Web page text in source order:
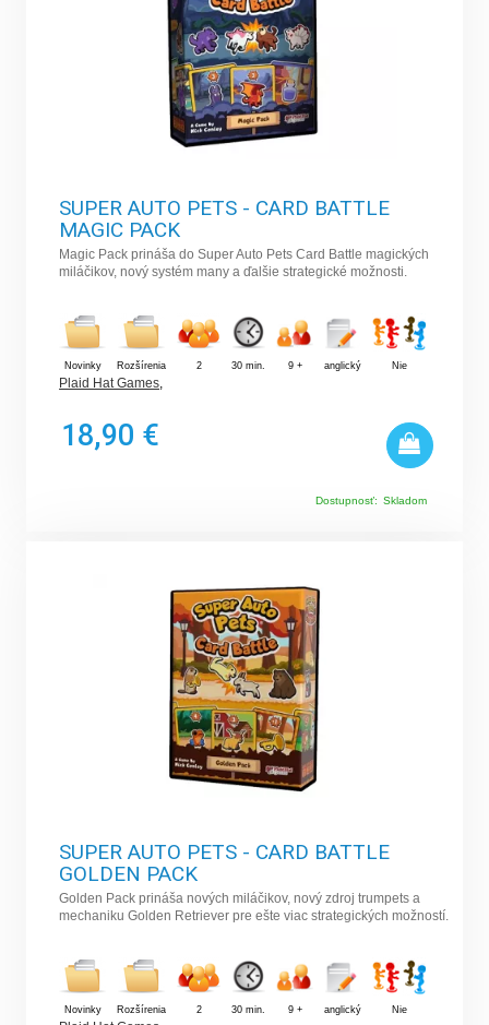
SUPER AUTO PETS - CARD BATTLE
MAGIC PACK
Magic Pack prináša do Super Auto Pets Card Battle magických
miláčikov, nový systém many a ďalšie strategické možnosti.
Novinky Rozšírenia 2 30 min. 9 + anglický Nie
Plaid Hat Games,
18,90 €
Dostupnosť: Skladom
SUPER AUTO PETS - CARD BATTLE
GOLDEN PACK
Golden Pack prináša nových miláčikov, nový zdroj trumpets a
mechaniku Golden Retriever pre ešte viac strategických možností.
Novinky Rozšírenia 2 30 min. 9 + anglický Nie